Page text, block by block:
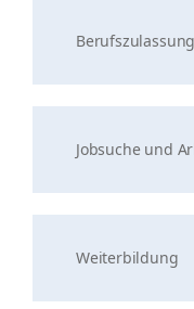
Jobsuche und
Weiterbildung